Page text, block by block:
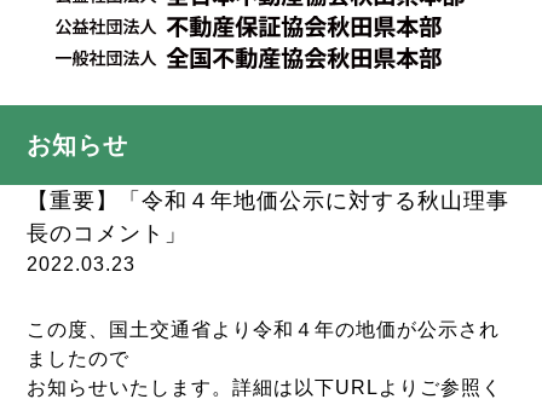
お知らせ
【重要】「令和４年地価公示に対する秋山理事
長のコメント」
2022.03.23
この度、国土交通省より令和４年の地価が公示され
ましたので
お知らせいたします。詳細は以下URLよりご参照く